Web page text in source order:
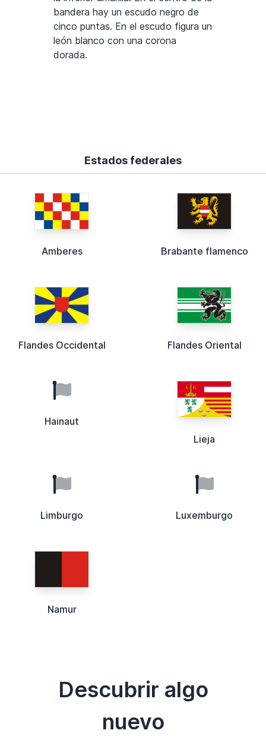
bandera hay un escudo negro de
cinco puntas. En el escudo figura un
león blanco con una corona
dorada.
Estados federales
Amberes Brabante flamenco
Flandes Occidental Flandes Oriental
Hainaut
Lieja
Limburgo Luxemburgo
Namur
Descubrir algo
nuevo